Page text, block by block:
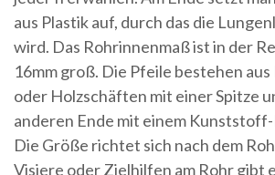
aus Plastik auf, durch das die
wird. Das Rohrinnenmaß ist in der
16mm groß. Die Pfeile bestehen
oder Holzschäften mit einer Spitze
anderen Ende mit einem
Die Größe richtet sich nach dem
Visiere oder Zielhilfen am Rohr gibt